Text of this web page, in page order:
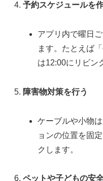
予約スケジュールを
アプリ内で曜日
ます。たとえば
は12:00にリビン
障害物対策を行う
ケーブルや小物
ョンの位置を固
クします。
ペットや子どもの安